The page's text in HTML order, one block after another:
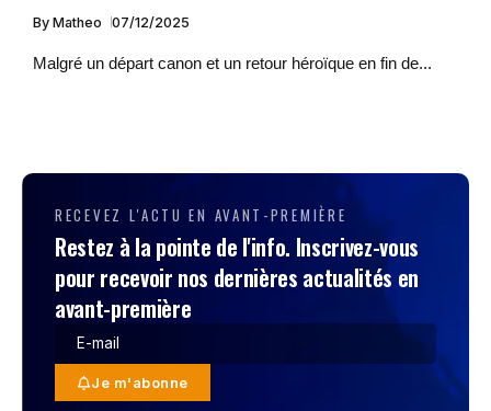
By Matheo 07/12/2025
Malgré un départ canon et un retour héroïque en fin de...
RECEVEZ L'ACTU EN AVANT-PREMIÈRE
Restez à la pointe de l'info. Inscrivez-vous
pour recevoir nos dernières actualités en
avant-première
Je m'abonne